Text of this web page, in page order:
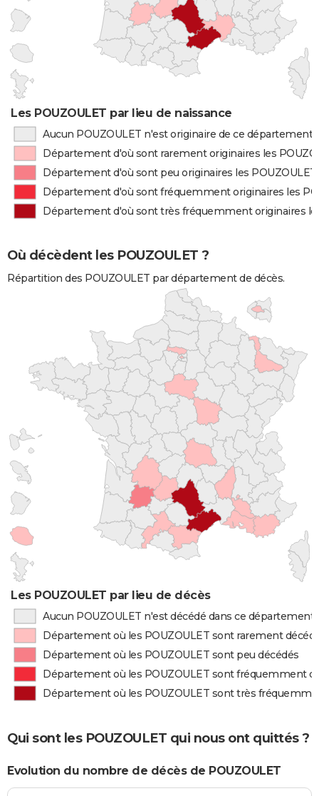
Les POUZOULET par lieu de naissance
Aucun POUZOULET n'est originaire de ce département
Département d'où sont rarement originaires les
Département d'où sont peu originaires les POUZOULET
Département d'où sont fréquemment originaires les
Département d'où sont très fréquemment originaires
Où décèdent les POUZOULET ?
Répartition des POUZOULET par département de décès.
Les POUZOULET par lieu de décès
Aucun POUZOULET n'est décédé dans ce département
Département où les POUZOULET sont rarement
Département où les POUZOULET sont peu décédés
Département où les POUZOULET sont fréquemment
Département où les POUZOULET sont très
Qui sont les POUZOULET qui nous ont quittés ?
Evolution du nombre de décès de POUZOULET